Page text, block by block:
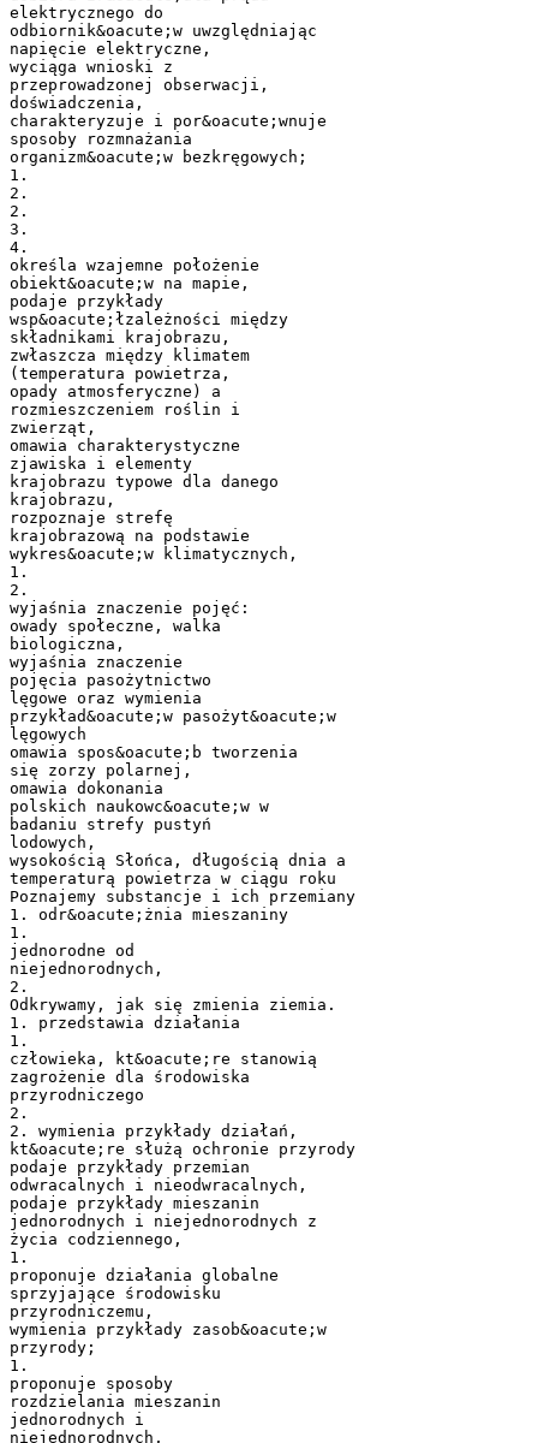
elektrycznego do
odbiornik&oacute;w uwzględniając
napięcie elektryczne,
wyciąga wnioski z
przeprowadzonej obserwacji,
doświadczenia,
charakteryzuje i por&oacute;wnuje
sposoby rozmnażania
organizm&oacute;w bezkręgowych;
1.
2.
2.
3.
4.
określa wzajemne położenie
obiekt&oacute;w na mapie,
podaje przykłady
wsp&oacute;łzależności między
składnikami krajobrazu,
zwłaszcza między klimatem
(temperatura powietrza,
opady atmosferyczne) a
rozmieszczeniem roślin i
zwierząt,
omawia charakterystyczne
zjawiska i elementy
krajobrazu typowe dla danego
krajobrazu,
rozpoznaje strefę
krajobrazową na podstawie
wykres&oacute;w klimatycznych,
1.
2.
wyjaśnia znaczenie pojęć:
owady społeczne, walka
biologiczna,
wyjaśnia znaczenie
pojęcia pasożytnictwo
lęgowe oraz wymienia
przykład&oacute;w pasożyt&oacute;w
lęgowych
omawia spos&oacute;b tworzenia
się zorzy polarnej,
omawia dokonania
polskich naukowc&oacute;w w
badaniu strefy pustyń
lodowych,
wysokością Słońca, długością dnia a
temperaturą powietrza w ciągu roku
Poznajemy substancje i ich przemiany
1. odr&oacute;żnia mieszaniny
1.
jednorodne od
niejednorodnych,
2.
Odkrywamy, jak się zmienia ziemia.
1. przedstawia działania
1.
człowieka, kt&oacute;re stanowią
zagrożenie dla środowiska
przyrodniczego
2.
2. wymienia przykłady działań,
kt&oacute;re służą ochronie przyrody
podaje przykłady przemian
odwracalnych i nieodwracalnych,
podaje przykłady mieszanin
jednorodnych i niejednorodnych z
życia codziennego,
1.
proponuje działania globalne
sprzyjające środowisku
przyrodniczemu,
wymienia przykłady zasob&oacute;w
przyrody;
1.
proponuje sposoby
rozdzielania mieszanin
jednorodnych i
niejednorodnych,